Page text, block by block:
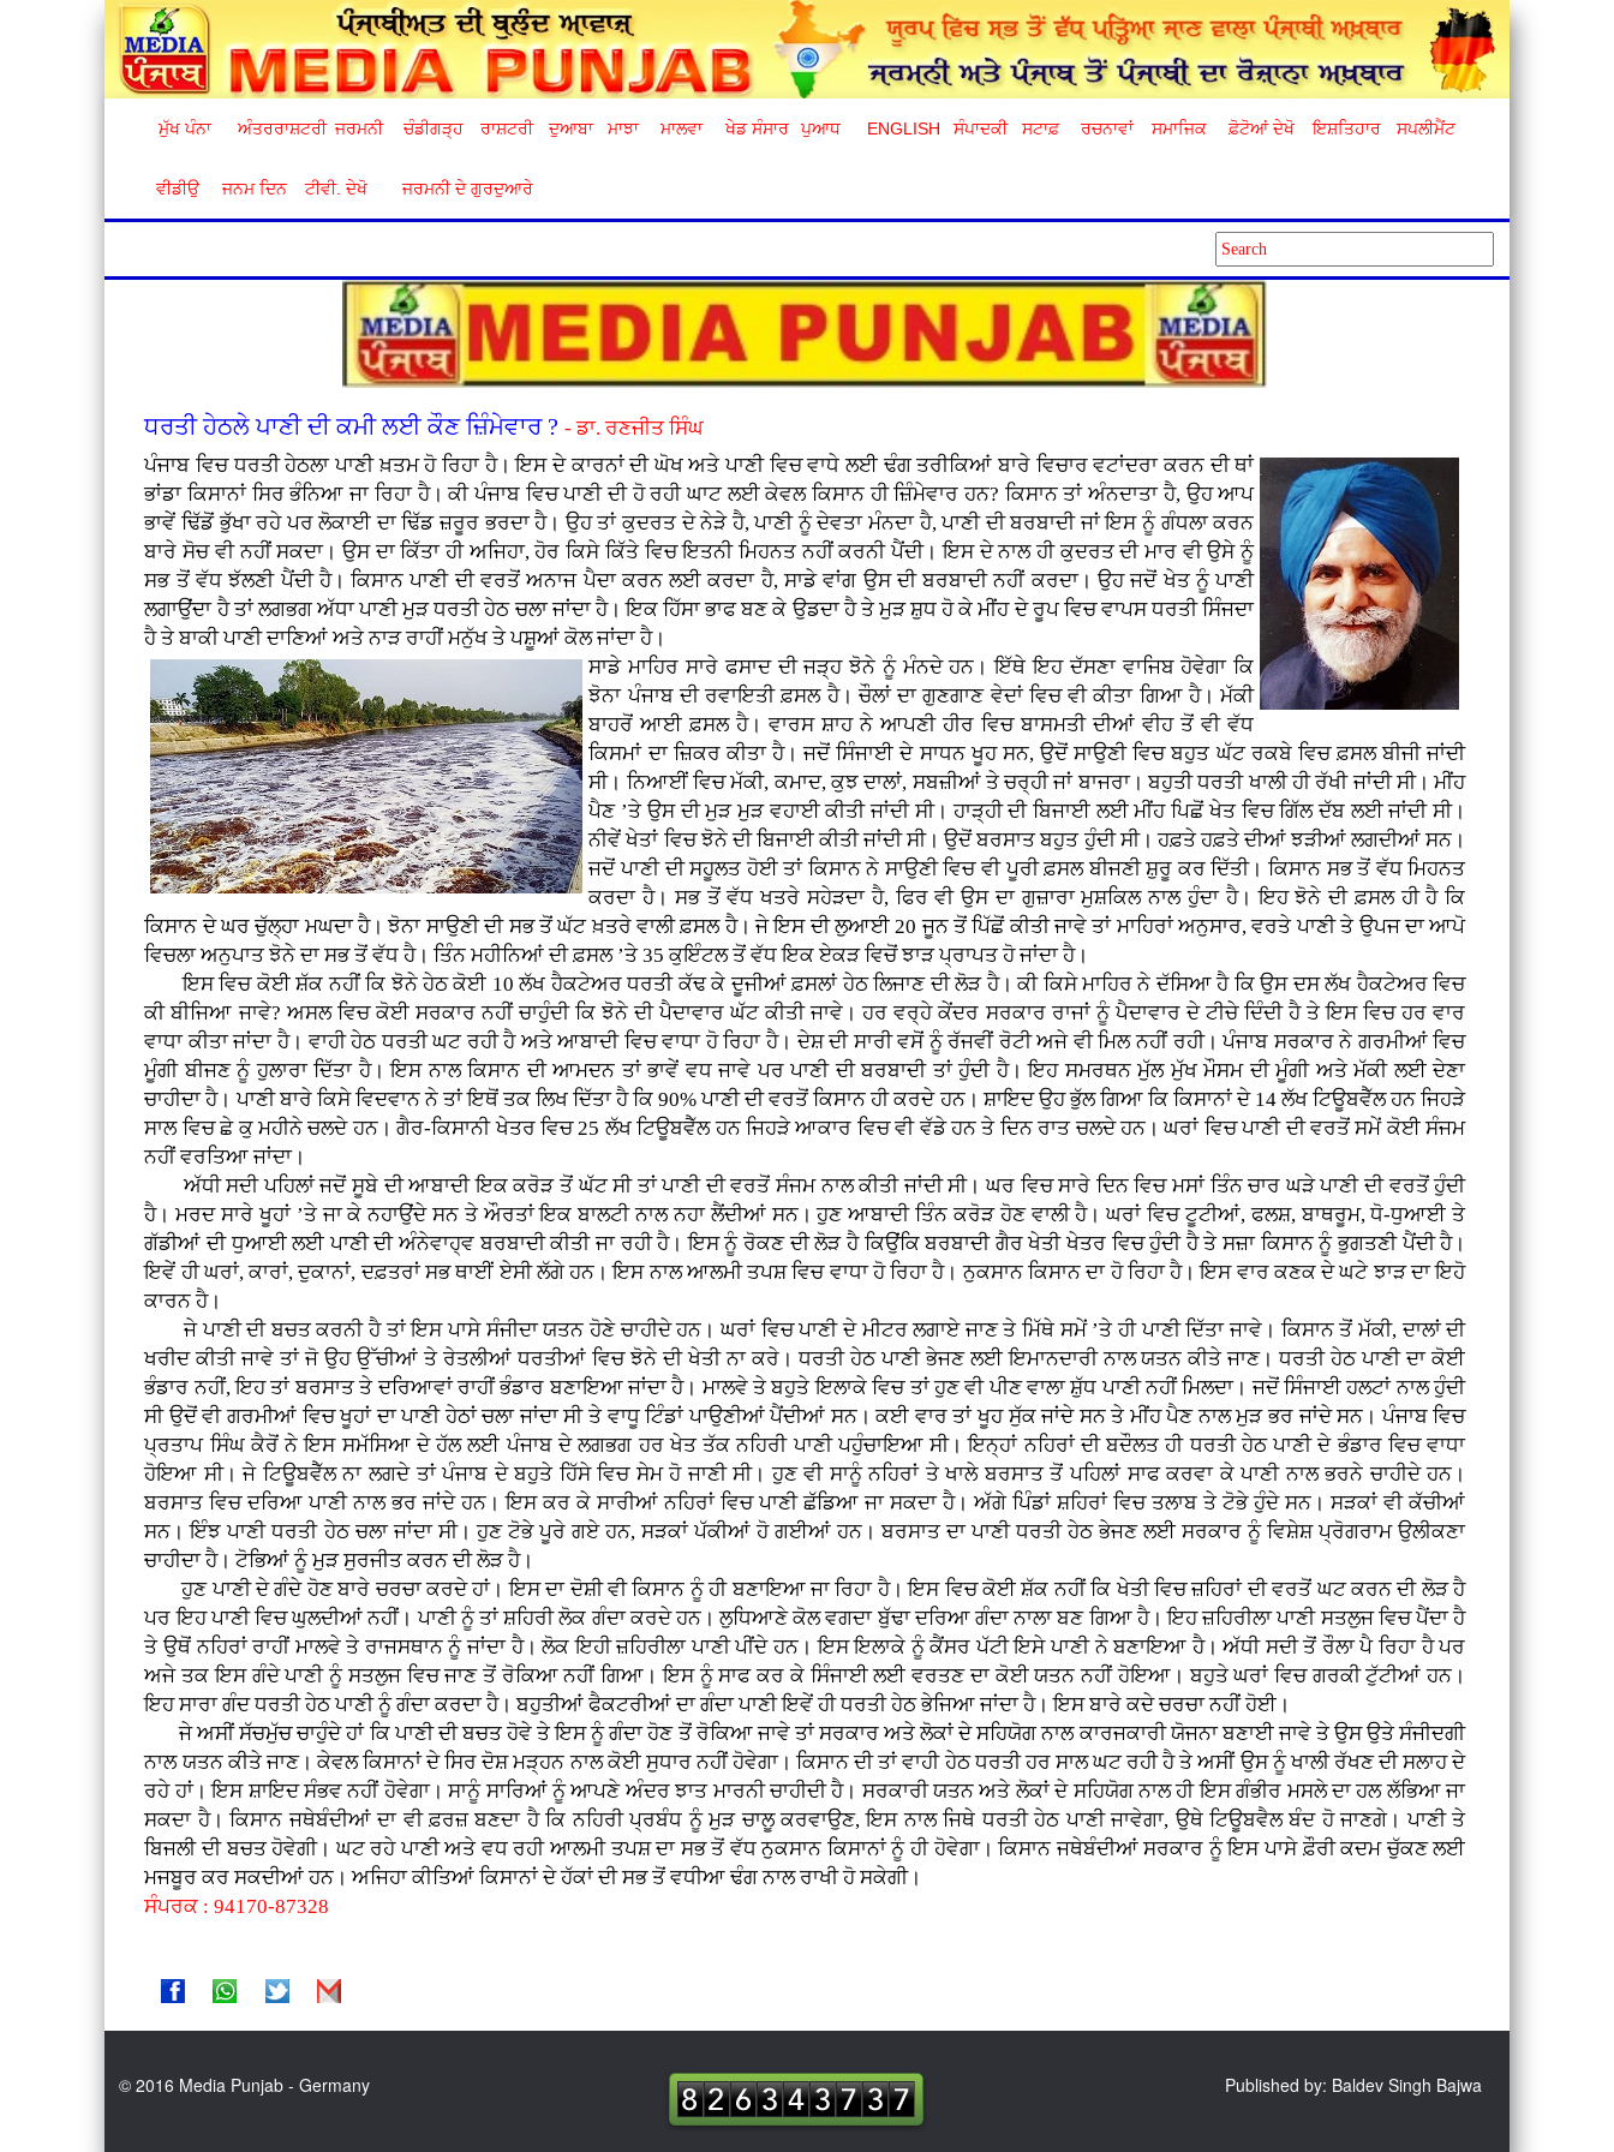
ਮੁੱਖ ਪੰਨਾ ਅੰਤਰਰਾਸ਼ਟਰੀ ਜਰਮਨੀ ਚੰਡੀਗੜ੍ਹ ਰਾਸ਼ਟਰੀ ਦੁਆਬਾ ਮਾਝਾ ਮਾਲਵਾ ਖੇਡ ਸੰਸਾਰ ਪੁਆਧ ENGLISH ਸੰਪਾਦਕੀ ਸਟਾਫ਼ ਰਚਨਾਵਾਂ ਸਮਾਜਿਕ ਫ਼ੋਟੋਆਂ ਦੇਖੋ ਇਸ਼ਤਿਹਾਰ ਸਪਲੀਮੈਂਟ
ਵੀਡੀਉ ਜਨਮ ਦਿਨ ਟੀਵੀ. ਦੇਖੋ ਜਰਮਨੀ ਦੇ ਗੁਰਦੁਆਰੇ
ਧਰਤੀ ਹੇਠਲੇ ਪਾਣੀ ਦੀ ਕਮੀ ਲਈ ਕੌਣ ਜ਼ਿੰਮੇਵਾਰ ?- ਡਾ. ਰਣਜੀਤ ਸਿੰਘ
ਪੰਜਾਬ ਵਿਚ ਧਰਤੀ ਹੇਠਲਾ ਪਾਣੀ ਖ਼ਤਮ ਹੋ ਰਿਹਾ ਹੈ। ਇਸ ਦੇ ਕਾਰਨਾਂ ਦੀ ਘੋਖ ਅਤੇ ਪਾਣੀ ਵਿਚ ਵਾਧੇ ਲਈ ਢੰਗ ਤਰੀਕਿਆਂ ਬਾਰੇ ਵਿਚਾਰ ਵਟਾਂਦਰਾ ਕਰਨ ਦੀ ਥਾਂ
ਭਾਂਡਾ ਕਿਸਾਨਾਂ ਸਿਰ ਭੰਨਿਆ ਜਾ ਰਿਹਾ ਹੈ। ਕੀ ਪੰਜਾਬ ਵਿਚ ਪਾਣੀ ਦੀ ਹੋ ਰਹੀ ਘਾਟ ਲਈ ਕੇਵਲ ਕਿਸਾਨ ਹੀ ਜ਼ਿੰਮੇਵਾਰ ਹਨ? ਕਿਸਾਨ ਤਾਂ ਅੰਨਦਾਤਾ ਹੈ, ਉਹ ਆਪ
ਭਾਵੇਂ ਢਿੱਡੋਂ ਭੁੱਖਾ ਰਹੇ ਪਰ ਲੋਕਾਈ ਦਾ ਢਿੱਡ ਜ਼ਰੂਰ ਭਰਦਾ ਹੈ। ਉਹ ਤਾਂ ਕੁਦਰਤ ਦੇ ਨੇੜੇ ਹੈ, ਪਾਣੀ ਨੂੰ ਦੇਵਤਾ ਮੰਨਦਾ ਹੈ, ਪਾਣੀ ਦੀ ਬਰਬਾਦੀ ਜਾਂ ਇਸ ਨੂੰ ਗੰਧਲਾ ਕਰਨ
ਬਾਰੇ ਸੋਚ ਵੀ ਨਹੀਂ ਸਕਦਾ। ਉਸ ਦਾ ਕਿੱਤਾ ਹੀ ਅਜਿਹਾ, ਹੋਰ ਕਿਸੇ ਕਿੱਤੇ ਵਿਚ ਇਤਨੀ ਮਿਹਨਤ ਨਹੀਂ ਕਰਨੀ ਪੈਂਦੀ। ਇਸ ਦੇ ਨਾਲ ਹੀ ਕੁਦਰਤ ਦੀ ਮਾਰ ਵੀ ਉਸੇ ਨੂੰ
ਸਭ ਤੋਂ ਵੱਧ ਝੱਲਣੀ ਪੈਂਦੀ ਹੈ। ਕਿਸਾਨ ਪਾਣੀ ਦੀ ਵਰਤੋਂ ਅਨਾਜ ਪੈਦਾ ਕਰਨ ਲਈ ਕਰਦਾ ਹੈ, ਸਾਡੇ ਵਾਂਗ ਉਸ ਦੀ ਬਰਬਾਦੀ ਨਹੀਂ ਕਰਦਾ। ਉਹ ਜਦੋਂ ਖੇਤ ਨੂੰ ਪਾਣੀ
ਲਗਾਉਂਦਾ ਹੈ ਤਾਂ ਲਗਭਗ ਅੱਧਾ ਪਾਣੀ ਮੁੜ ਧਰਤੀ ਹੇਠ ਚਲਾ ਜਾਂਦਾ ਹੈ। ਇਕ ਹਿੱਸਾ ਭਾਫ ਬਣ ਕੇ ਉਡਦਾ ਹੈ ਤੇ ਮੁੜ ਸ਼ੁਧ ਹੋ ਕੇ ਮੀਂਹ ਦੇ ਰੂਪ ਵਿਚ ਵਾਪਸ ਧਰਤੀ ਸਿੰਜਦਾ
ਹੈ ਤੇ ਬਾਕੀ ਪਾਣੀ ਦਾਣਿਆਂ ਅਤੇ ਨਾੜ ਰਾਹੀਂ ਮਨੁੱਖ ਤੇ ਪਸ਼ੂਆਂ ਕੋਲ ਜਾਂਦਾ ਹੈ।
ਸਾਡੇ ਮਾਹਿਰ ਸਾਰੇ ਫਸਾਦ ਦੀ ਜੜ੍ਹ ਝੋਨੇ ਨੂੰ ਮੰਨਦੇ ਹਨ। ਇੱਥੇ ਇਹ ਦੱਸਣਾ ਵਾਜਿਬ ਹੋਵੇਗਾ ਕਿ
ਝੋਨਾ ਪੰਜਾਬ ਦੀ ਰਵਾਇਤੀ ਫ਼ਸਲ ਹੈ। ਚੌਲਾਂ ਦਾ ਗੁਣਗਾਣ ਵੇਦਾਂ ਵਿਚ ਵੀ ਕੀਤਾ ਗਿਆ ਹੈ। ਮੱਕੀ
ਬਾਹਰੋਂ ਆਈ ਫ਼ਸਲ ਹੈ। ਵਾਰਸ ਸ਼ਾਹ ਨੇ ਆਪਣੀ ਹੀਰ ਵਿਚ ਬਾਸਮਤੀ ਦੀਆਂ ਵੀਹ ਤੋਂ ਵੀ ਵੱਧ
ਕਿਸਮਾਂ ਦਾ ਜ਼ਿਕਰ ਕੀਤਾ ਹੈ। ਜਦੋਂ ਸਿੰਜਾਈ ਦੇ ਸਾਧਨ ਖੂਹ ਸਨ, ਉਦੋਂ ਸਾਉਣੀ ਵਿਚ ਬਹੁਤ ਘੱਟ ਰਕਬੇ ਵਿਚ ਫ਼ਸਲ ਬੀਜੀ ਜਾਂਦੀ
ਸੀ। ਨਿਆਈਂ ਵਿਚ ਮੱਕੀ, ਕਮਾਦ, ਕੁਝ ਦਾਲਾਂ, ਸਬਜ਼ੀਆਂ ਤੇ ਚਰ੍ਹੀ ਜਾਂ ਬਾਜਰਾ। ਬਹੁਤੀ ਧਰਤੀ ਖਾਲੀ ਹੀ ਰੱਖੀ ਜਾਂਦੀ ਸੀ। ਮੀਂਹ
ਪੈਣ ’ਤੇ ਉਸ ਦੀ ਮੁੜ ਮੁੜ ਵਹਾਈ ਕੀਤੀ ਜਾਂਦੀ ਸੀ। ਹਾੜ੍ਹੀ ਦੀ ਬਿਜਾਈ ਲਈ ਮੀਂਹ ਪਿਛੋਂ ਖੇਤ ਵਿਚ ਗਿੱਲ ਦੱਬ ਲਈ ਜਾਂਦੀ ਸੀ।
ਨੀਵੇਂ ਖੇਤਾਂ ਵਿਚ ਝੋਨੇ ਦੀ ਬਿਜਾਈ ਕੀਤੀ ਜਾਂਦੀ ਸੀ। ਉਦੋਂ ਬਰਸਾਤ ਬਹੁਤ ਹੁੰਦੀ ਸੀ। ਹਫ਼ਤੇ ਹਫ਼ਤੇ ਦੀਆਂ ਝੜੀਆਂ ਲਗਦੀਆਂ ਸਨ।
ਜਦੋਂ ਪਾਣੀ ਦੀ ਸਹੂਲਤ ਹੋਈ ਤਾਂ ਕਿਸਾਨ ਨੇ ਸਾਉਣੀ ਵਿਚ ਵੀ ਪੂਰੀ ਫ਼ਸਲ ਬੀਜਣੀ ਸ਼ੁਰੂ ਕਰ ਦਿੱਤੀ। ਕਿਸਾਨ ਸਭ ਤੋਂ ਵੱਧ ਮਿਹਨਤ
ਕਰਦਾ ਹੈ। ਸਭ ਤੋਂ ਵੱਧ ਖਤਰੇ ਸਹੇੜਦਾ ਹੈ, ਫਿਰ ਵੀ ਉਸ ਦਾ ਗੁਜ਼ਾਰਾ ਮੁਸ਼ਕਿਲ ਨਾਲ ਹੁੰਦਾ ਹੈ। ਇਹ ਝੋਨੇ ਦੀ ਫ਼ਸਲ ਹੀ ਹੈ ਕਿ
ਕਿਸਾਨ ਦੇ ਘਰ ਚੁੱਲ੍ਹਾ ਮਘਦਾ ਹੈ। ਝੋਨਾ ਸਾਉਣੀ ਦੀ ਸਭ ਤੋਂ ਘੱਟ ਖ਼ਤਰੇ ਵਾਲੀ ਫ਼ਸਲ ਹੈ। ਜੇ ਇਸ ਦੀ ਲੁਆਈ 20 ਜੂਨ ਤੋਂ ਪਿੱਛੋਂ ਕੀਤੀ ਜਾਵੇ ਤਾਂ ਮਾਹਿਰਾਂ ਅਨੁਸਾਰ, ਵਰਤੇ ਪਾਣੀ ਤੇ ਉਪਜ ਦਾ ਆਪੋ
ਵਿਚਲਾ ਅਨੁਪਾਤ ਝੋਨੇ ਦਾ ਸਭ ਤੋਂ ਵੱਧ ਹੈ। ਤਿੰਨ ਮਹੀਨਿਆਂ ਦੀ ਫ਼ਸਲ ’ਤੇ 35 ਕੁਇੰਟਲ ਤੋਂ ਵੱਧ ਇਕ ਏਕੜ ਵਿਚੋਂ ਝਾੜ ਪ੍ਰਾਪਤ ਹੋ ਜਾਂਦਾ ਹੈ।
ਇਸ ਵਿਚ ਕੋਈ ਸ਼ੱਕ ਨਹੀਂ ਕਿ ਝੋਨੇ ਹੇਠ ਕੋਈ 10 ਲੱਖ ਹੈਕਟੇਅਰ ਧਰਤੀ ਕੱਢ ਕੇ ਦੂਜੀਆਂ ਫ਼ਸਲਾਂ ਹੇਠ ਲਿਜਾਣ ਦੀ ਲੋੜ ਹੈ। ਕੀ ਕਿਸੇ ਮਾਹਿਰ ਨੇ ਦੱਸਿਆ ਹੈ ਕਿ ਉਸ ਦਸ ਲੱਖ ਹੈਕਟੇਅਰ ਵਿਚ
ਕੀ ਬੀਜਿਆ ਜਾਵੇ? ਅਸਲ ਵਿਚ ਕੋਈ ਸਰਕਾਰ ਨਹੀਂ ਚਾਹੁੰਦੀ ਕਿ ਝੋਨੇ ਦੀ ਪੈਦਾਵਾਰ ਘੱਟ ਕੀਤੀ ਜਾਵੇ। ਹਰ ਵਰ੍ਹੇ ਕੇਂਦਰ ਸਰਕਾਰ ਰਾਜਾਂ ਨੂੰ ਪੈਦਾਵਾਰ ਦੇ ਟੀਚੇ ਦਿੰਦੀ ਹੈ ਤੇ ਇਸ ਵਿਚ ਹਰ ਵਾਰ
ਵਾਧਾ ਕੀਤਾ ਜਾਂਦਾ ਹੈ। ਵਾਹੀ ਹੇਠ ਧਰਤੀ ਘਟ ਰਹੀ ਹੈ ਅਤੇ ਆਬਾਦੀ ਵਿਚ ਵਾਧਾ ਹੋ ਰਿਹਾ ਹੈ। ਦੇਸ਼ ਦੀ ਸਾਰੀ ਵਸੋਂ ਨੂੰ ਰੱਜਵੀਂ ਰੋਟੀ ਅਜੇ ਵੀ ਮਿਲ ਨਹੀਂ ਰਹੀ। ਪੰਜਾਬ ਸਰਕਾਰ ਨੇ ਗਰਮੀਆਂ ਵਿਚ
ਮੂੰਗੀ ਬੀਜਣ ਨੂੰ ਹੁਲਾਰਾ ਦਿੱਤਾ ਹੈ। ਇਸ ਨਾਲ ਕਿਸਾਨ ਦੀ ਆਮਦਨ ਤਾਂ ਭਾਵੇਂ ਵਧ ਜਾਵੇ ਪਰ ਪਾਣੀ ਦੀ ਬਰਬਾਦੀ ਤਾਂ ਹੁੰਦੀ ਹੈ। ਇਹ ਸਮਰਥਨ ਮੁੱਲ ਮੁੱਖ ਮੌਸਮ ਦੀ ਮੂੰਗੀ ਅਤੇ ਮੱਕੀ ਲਈ ਦੇਣਾ
ਚਾਹੀਦਾ ਹੈ। ਪਾਣੀ ਬਾਰੇ ਕਿਸੇ ਵਿਦਵਾਨ ਨੇ ਤਾਂ ਇਥੋਂ ਤਕ ਲਿਖ ਦਿੱਤਾ ਹੈ ਕਿ 90% ਪਾਣੀ ਦੀ ਵਰਤੋਂ ਕਿਸਾਨ ਹੀ ਕਰਦੇ ਹਨ। ਸ਼ਾਇਦ ਉਹ ਭੁੱਲ ਗਿਆ ਕਿ ਕਿਸਾਨਾਂ ਦੇ 14 ਲੱਖ ਟਿਊਬਵੈੱਲ ਹਨ ਜਿਹੜੇ
ਸਾਲ ਵਿਚ ਛੇ ਕੁ ਮਹੀਨੇ ਚਲਦੇ ਹਨ। ਗੈਰ-ਕਿਸਾਨੀ ਖੇਤਰ ਵਿਚ 25 ਲੱਖ ਟਿਊਬਵੈੱਲ ਹਨ ਜਿਹੜੇ ਆਕਾਰ ਵਿਚ ਵੀ ਵੱਡੇ ਹਨ ਤੇ ਦਿਨ ਰਾਤ ਚਲਦੇ ਹਨ। ਘਰਾਂ ਵਿਚ ਪਾਣੀ ਦੀ ਵਰਤੋਂ ਸਮੇਂ ਕੋਈ ਸੰਜਮ
ਨਹੀਂ ਵਰਤਿਆ ਜਾਂਦਾ।
ਅੱਧੀ ਸਦੀ ਪਹਿਲਾਂ ਜਦੋਂ ਸੂਬੇ ਦੀ ਆਬਾਦੀ ਇਕ ਕਰੋੜ ਤੋਂ ਘੱਟ ਸੀ ਤਾਂ ਪਾਣੀ ਦੀ ਵਰਤੋਂ ਸੰਜਮ ਨਾਲ ਕੀਤੀ ਜਾਂਦੀ ਸੀ। ਘਰ ਵਿਚ ਸਾਰੇ ਦਿਨ ਵਿਚ ਮਸਾਂ ਤਿੰਨ ਚਾਰ ਘੜੇ ਪਾਣੀ ਦੀ ਵਰਤੋਂ ਹੁੰਦੀ
ਹੈ। ਮਰਦ ਸਾਰੇ ਖੂਹਾਂ ’ਤੇ ਜਾ ਕੇ ਨਹਾਉਂਦੇ ਸਨ ਤੇ ਔਰਤਾਂ ਇਕ ਬਾਲਟੀ ਨਾਲ ਨਹਾ ਲੈਂਦੀਆਂ ਸਨ। ਹੁਣ ਆਬਾਦੀ ਤਿੰਨ ਕਰੋੜ ਹੋਣ ਵਾਲੀ ਹੈ। ਘਰਾਂ ਵਿਚ ਟੂਟੀਆਂ, ਫਲਸ਼, ਬਾਥਰੂਮ, ਧੋ-ਧੁਆਈ ਤੇ
ਗੱਡੀਆਂ ਦੀ ਧੁਆਈ ਲਈ ਪਾਣੀ ਦੀ ਅੰਨੇਵਾਹ੍ਵ ਬਰਬਾਦੀ ਕੀਤੀ ਜਾ ਰਹੀ ਹੈ। ਇਸ ਨੂੰ ਰੋਕਣ ਦੀ ਲੋੜ ਹੈ ਕਿਉਂਕਿ ਬਰਬਾਦੀ ਗੈਰ ਖੇਤੀ ਖੇਤਰ ਵਿਚ ਹੁੰਦੀ ਹੈ ਤੇ ਸਜ਼ਾ ਕਿਸਾਨ ਨੂੰ ਭੁਗਤਣੀ ਪੈਂਦੀ ਹੈ।
ਇਵੇਂ ਹੀ ਘਰਾਂ, ਕਾਰਾਂ, ਦੁਕਾਨਾਂ, ਦਫ਼ਤਰਾਂ ਸਭ ਥਾਈਂ ਏਸੀ ਲੱਗੇ ਹਨ। ਇਸ ਨਾਲ ਆਲਮੀ ਤਪਸ਼ ਵਿਚ ਵਾਧਾ ਹੋ ਰਿਹਾ ਹੈ। ਨੁਕਸਾਨ ਕਿਸਾਨ ਦਾ ਹੋ ਰਿਹਾ ਹੈ। ਇਸ ਵਾਰ ਕਣਕ ਦੇ ਘਟੇ ਝਾੜ ਦਾ ਇਹੋ
ਕਾਰਨ ਹੈ।
ਜੇ ਪਾਣੀ ਦੀ ਬਚਤ ਕਰਨੀ ਹੈ ਤਾਂ ਇਸ ਪਾਸੇ ਸੰਜੀਦਾ ਯਤਨ ਹੋਣੇ ਚਾਹੀਦੇ ਹਨ। ਘਰਾਂ ਵਿਚ ਪਾਣੀ ਦੇ ਮੀਟਰ ਲਗਾਏ ਜਾਣ ਤੇ ਮਿੱਥੇ ਸਮੇਂ ’ਤੇ ਹੀ ਪਾਣੀ ਦਿੱਤਾ ਜਾਵੇ। ਕਿਸਾਨ ਤੋਂ ਮੱਕੀ, ਦਾਲਾਂ ਦੀ
ਖਰੀਦ ਕੀਤੀ ਜਾਵੇ ਤਾਂ ਜੋ ਉਹ ਉੱਚੀਆਂ ਤੇ ਰੇਤਲੀਆਂ ਧਰਤੀਆਂ ਵਿਚ ਝੋਨੇ ਦੀ ਖੇਤੀ ਨਾ ਕਰੇ। ਧਰਤੀ ਹੇਠ ਪਾਣੀ ਭੇਜਣ ਲਈ ਇਮਾਨਦਾਰੀ ਨਾਲ ਯਤਨ ਕੀਤੇ ਜਾਣ। ਧਰਤੀ ਹੇਠ ਪਾਣੀ ਦਾ ਕੋਈ
ਭੰਡਾਰ ਨਹੀਂ, ਇਹ ਤਾਂ ਬਰਸਾਤ ਤੇ ਦਰਿਆਵਾਂ ਰਾਹੀਂ ਭੰਡਾਰ ਬਣਾਇਆ ਜਾਂਦਾ ਹੈ। ਮਾਲਵੇ ਤੇ ਬਹੁਤੇ ਇਲਾਕੇ ਵਿਚ ਤਾਂ ਹੁਣ ਵੀ ਪੀਣ ਵਾਲਾ ਸ਼ੁੱਧ ਪਾਣੀ ਨਹੀਂ ਮਿਲਦਾ। ਜਦੋਂ ਸਿੰਜਾਈ ਹਲਟਾਂ ਨਾਲ ਹੁੰਦੀ
ਸੀ ਉਦੋਂ ਵੀ ਗਰਮੀਆਂ ਵਿਚ ਖੂਹਾਂ ਦਾ ਪਾਣੀ ਹੇਠਾਂ ਚਲਾ ਜਾਂਦਾ ਸੀ ਤੇ ਵਾਧੂ ਟਿੰਡਾਂ ਪਾਉਣੀਆਂ ਪੈਂਦੀਆਂ ਸਨ। ਕਈ ਵਾਰ ਤਾਂ ਖੂਹ ਸੁੱਕ ਜਾਂਦੇ ਸਨ ਤੇ ਮੀਂਹ ਪੈਣ ਨਾਲ ਮੁੜ ਭਰ ਜਾਂਦੇ ਸਨ। ਪੰਜਾਬ ਵਿਚ
ਪ੍ਰਤਾਪ ਸਿੰਘ ਕੈਰੋਂ ਨੇ ਇਸ ਸਮੱਸਿਆ ਦੇ ਹੱਲ ਲਈ ਪੰਜਾਬ ਦੇ ਲਗਭਗ ਹਰ ਖੇਤ ਤੱਕ ਨਹਿਰੀ ਪਾਣੀ ਪਹੁੰਚਾਇਆ ਸੀ। ਇਨ੍ਹਾਂ ਨਹਿਰਾਂ ਦੀ ਬਦੌਲਤ ਹੀ ਧਰਤੀ ਹੇਠ ਪਾਣੀ ਦੇ ਭੰਡਾਰ ਵਿਚ ਵਾਧਾ
ਹੋਇਆ ਸੀ। ਜੇ ਟਿਊਬਵੈੱਲ ਨਾ ਲਗਦੇ ਤਾਂ ਪੰਜਾਬ ਦੇ ਬਹੁਤੇ ਹਿੱਸੇ ਵਿਚ ਸੇਮ ਹੋ ਜਾਣੀ ਸੀ। ਹੁਣ ਵੀ ਸਾਨੂੰ ਨਹਿਰਾਂ ਤੇ ਖਾਲੇ ਬਰਸਾਤ ਤੋਂ ਪਹਿਲਾਂ ਸਾਫ ਕਰਵਾ ਕੇ ਪਾਣੀ ਨਾਲ ਭਰਨੇ ਚਾਹੀਦੇ ਹਨ।
ਬਰਸਾਤ ਵਿਚ ਦਰਿਆ ਪਾਣੀ ਨਾਲ ਭਰ ਜਾਂਦੇ ਹਨ। ਇਸ ਕਰ ਕੇ ਸਾਰੀਆਂ ਨਹਿਰਾਂ ਵਿਚ ਪਾਣੀ ਛੱਡਿਆ ਜਾ ਸਕਦਾ ਹੈ। ਅੱਗੇ ਪਿੰਡਾਂ ਸ਼ਹਿਰਾਂ ਵਿਚ ਤਲਾਬ ਤੇ ਟੋਭੇ ਹੁੰਦੇ ਸਨ। ਸੜਕਾਂ ਵੀ ਕੱਚੀਆਂ
ਸਨ। ਇੰਝ ਪਾਣੀ ਧਰਤੀ ਹੇਠ ਚਲਾ ਜਾਂਦਾ ਸੀ। ਹੁਣ ਟੋਭੇ ਪੂਰੇ ਗਏ ਹਨ, ਸੜਕਾਂ ਪੱਕੀਆਂ ਹੋ ਗਈਆਂ ਹਨ। ਬਰਸਾਤ ਦਾ ਪਾਣੀ ਧਰਤੀ ਹੇਠ ਭੇਜਣ ਲਈ ਸਰਕਾਰ ਨੂੰ ਵਿਸ਼ੇਸ਼ ਪ੍ਰੋਗਰਾਮ ਉਲੀਕਣਾ
ਚਾਹੀਦਾ ਹੈ। ਟੋਭਿਆਂ ਨੂੰ ਮੁੜ ਸੁਰਜੀਤ ਕਰਨ ਦੀ ਲੋੜ ਹੈ।
ਹੁਣ ਪਾਣੀ ਦੇ ਗੰਦੇ ਹੋਣ ਬਾਰੇ ਚਰਚਾ ਕਰਦੇ ਹਾਂ। ਇਸ ਦਾ ਦੋਸ਼ੀ ਵੀ ਕਿਸਾਨ ਨੂੰ ਹੀ ਬਣਾਇਆ ਜਾ ਰਿਹਾ ਹੈ। ਇਸ ਵਿਚ ਕੋਈ ਸ਼ੱਕ ਨਹੀਂ ਕਿ ਖੇਤੀ ਵਿਚ ਜ਼ਹਿਰਾਂ ਦੀ ਵਰਤੋਂ ਘਟ ਕਰਨ ਦੀ ਲੋੜ ਹੈ
ਪਰ ਇਹ ਪਾਣੀ ਵਿਚ ਘੁਲਦੀਆਂ ਨਹੀਂ। ਪਾਣੀ ਨੂੰ ਤਾਂ ਸ਼ਹਿਰੀ ਲੋਕ ਗੰਦਾ ਕਰਦੇ ਹਨ। ਲੁਧਿਆਣੇ ਕੋਲ ਵਗਦਾ ਬੁੱਢਾ ਦਰਿਆ ਗੰਦਾ ਨਾਲਾ ਬਣ ਗਿਆ ਹੈ। ਇਹ ਜ਼ਹਿਰੀਲਾ ਪਾਣੀ ਸਤਲੁਜ ਵਿਚ ਪੈਂਦਾ ਹੈ
ਤੇ ਉਥੋਂ ਨਹਿਰਾਂ ਰਾਹੀਂ ਮਾਲਵੇ ਤੇ ਰਾਜਸਥਾਨ ਨੂੰ ਜਾਂਦਾ ਹੈ। ਲੋਕ ਇਹੀ ਜ਼ਹਿਰੀਲਾ ਪਾਣੀ ਪੀਂਦੇ ਹਨ। ਇਸ ਇਲਾਕੇ ਨੂੰ ਕੈਂਸਰ ਪੱਟੀ ਇਸੇ ਪਾਣੀ ਨੇ ਬਣਾਇਆ ਹੈ। ਅੱਧੀ ਸਦੀ ਤੋਂ ਰੌਲਾ ਪੈ ਰਿਹਾ ਹੈ ਪਰ
ਅਜੇ ਤਕ ਇਸ ਗੰਦੇ ਪਾਣੀ ਨੂੰ ਸਤਲੁਜ ਵਿਚ ਜਾਣ ਤੋਂ ਰੋਕਿਆ ਨਹੀਂ ਗਿਆ। ਇਸ ਨੂੰ ਸਾਫ ਕਰ ਕੇ ਸਿੰਜਾਈ ਲਈ ਵਰਤਣ ਦਾ ਕੋਈ ਯਤਨ ਨਹੀਂ ਹੋਇਆ। ਬਹੁਤੇ ਘਰਾਂ ਵਿਚ ਗਰਕੀ ਟੁੱਟੀਆਂ ਹਨ।
ਇਹ ਸਾਰਾ ਗੰਦ ਧਰਤੀ ਹੇਠ ਪਾਣੀ ਨੂੰ ਗੰਦਾ ਕਰਦਾ ਹੈ। ਬਹੁਤੀਆਂ ਫੈਕਟਰੀਆਂ ਦਾ ਗੰਦਾ ਪਾਣੀ ਇਵੇਂ ਹੀ ਧਰਤੀ ਹੇਠ ਭੇਜਿਆ ਜਾਂਦਾ ਹੈ। ਇਸ ਬਾਰੇ ਕਦੇ ਚਰਚਾ ਨਹੀਂ ਹੋਈ।
ਜੇ ਅਸੀਂ ਸੱਚਮੁੱਚ ਚਾਹੁੰਦੇ ਹਾਂ ਕਿ ਪਾਣੀ ਦੀ ਬਚਤ ਹੋਵੇ ਤੇ ਇਸ ਨੂੰ ਗੰਦਾ ਹੋਣ ਤੋਂ ਰੋਕਿਆ ਜਾਵੇ ਤਾਂ ਸਰਕਾਰ ਅਤੇ ਲੋਕਾਂ ਦੇ ਸਹਿਯੋਗ ਨਾਲ ਕਾਰਜਕਾਰੀ ਯੋਜਨਾ ਬਣਾਈ ਜਾਵੇ ਤੇ ਉਸ ਉਤੇ ਸੰਜੀਦਗੀ
ਨਾਲ ਯਤਨ ਕੀਤੇ ਜਾਣ। ਕੇਵਲ ਕਿਸਾਨਾਂ ਦੇ ਸਿਰ ਦੋਸ਼ ਮੜ੍ਹਨ ਨਾਲ ਕੋਈ ਸੁਧਾਰ ਨਹੀਂ ਹੋਵੇਗਾ। ਕਿਸਾਨ ਦੀ ਤਾਂ ਵਾਹੀ ਹੇਠ ਧਰਤੀ ਹਰ ਸਾਲ ਘਟ ਰਹੀ ਹੈ ਤੇ ਅਸੀਂ ਉਸ ਨੂੰ ਖਾਲੀ ਰੱਖਣ ਦੀ ਸਲਾਹ ਦੇ
ਰਹੇ ਹਾਂ। ਇਸ ਸ਼ਾਇਦ ਸੰਭਵ ਨਹੀਂ ਹੋਵੇਗਾ। ਸਾਨੂੰ ਸਾਰਿਆਂ ਨੂੰ ਆਪਣੇ ਅੰਦਰ ਝਾਤ ਮਾਰਨੀ ਚਾਹੀਦੀ ਹੈ। ਸਰਕਾਰੀ ਯਤਨ ਅਤੇ ਲੋਕਾਂ ਦੇ ਸਹਿਯੋਗ ਨਾਲ ਹੀ ਇਸ ਗੰਭੀਰ ਮਸਲੇ ਦਾ ਹਲ ਲੱਭਿਆ ਜਾ
ਸਕਦਾ ਹੈ। ਕਿਸਾਨ ਜਥੇਬੰਦੀਆਂ ਦਾ ਵੀ ਫ਼ਰਜ਼ ਬਣਦਾ ਹੈ ਕਿ ਨਹਿਰੀ ਪ੍ਰਬੰਧ ਨੂੰ ਮੁੜ ਚਾਲੂ ਕਰਵਾਉਣ, ਇਸ ਨਾਲ ਜਿਥੇ ਧਰਤੀ ਹੇਠ ਪਾਣੀ ਜਾਵੇਗਾ, ਉਥੇ ਟਿਊਬਵੈਲ ਬੰਦ ਹੋ ਜਾਣਗੇ। ਪਾਣੀ ਤੇ
ਬਿਜਲੀ ਦੀ ਬਚਤ ਹੋਵੇਗੀ। ਘਟ ਰਹੇ ਪਾਣੀ ਅਤੇ ਵਧ ਰਹੀ ਆਲਮੀ ਤਪਸ਼ ਦਾ ਸਭ ਤੋਂ ਵੱਧ ਨੁਕਸਾਨ ਕਿਸਾਨਾਂ ਨੂੰ ਹੀ ਹੋਵੇਗਾ। ਕਿਸਾਨ ਜਥੇਬੰਦੀਆਂ ਸਰਕਾਰ ਨੂੰ ਇਸ ਪਾਸੇ ਫ਼ੌਰੀ ਕਦਮ ਚੁੱਕਣ ਲਈ
ਮਜਬੂਰ ਕਰ ਸਕਦੀਆਂ ਹਨ। ਅਜਿਹਾ ਕੀਤਿਆਂ ਕਿਸਾਨਾਂ ਦੇ ਹੱਕਾਂ ਦੀ ਸਭ ਤੋਂ ਵਧੀਆ ਢੰਗ ਨਾਲ ਰਾਖੀ ਹੋ ਸਕੇਗੀ।
ਸੰਪਰਕ : 94170-87328
© 2016 Media Punjab - Germany Published by: Baldev Singh Bajwa